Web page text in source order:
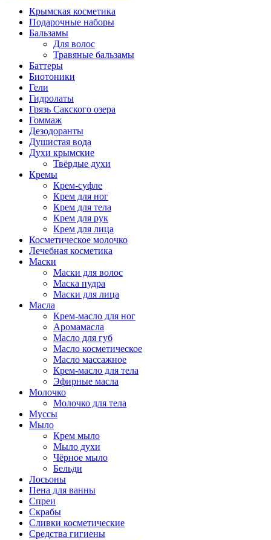
Крымская косметика
Подарочные наборы
Бальзамы
Для волос
Травяные бальзамы
Баттеры
Биотоники
Гели
Гидролаты
Грязь Сакского озера
Гоммаж
Дезодоранты
Душистая вода
Духи крымские
Твёрдые духи
Кремы
Крем-суфле
Крем для ног
Крем для тела
Крем для рук
Крем для лица
Косметическое молочко
Лечебная косметика
Маски
Маски для волос
Маска пудра
Маски для лица
Масла
Крем-масло для ног
Аромамасла
Масло для губ
Масло косметическое
Масло массажное
Крем-масло для тела
Эфирные масла
Молочко
Молочко для тела
Муссы
Мыло
Крем мыло
Мыло духи
Чёрное мыло
Бельди
Лосьоны
Пена для ванны
Спреи
Скрабы
Сливки косметические
Средства гигиены